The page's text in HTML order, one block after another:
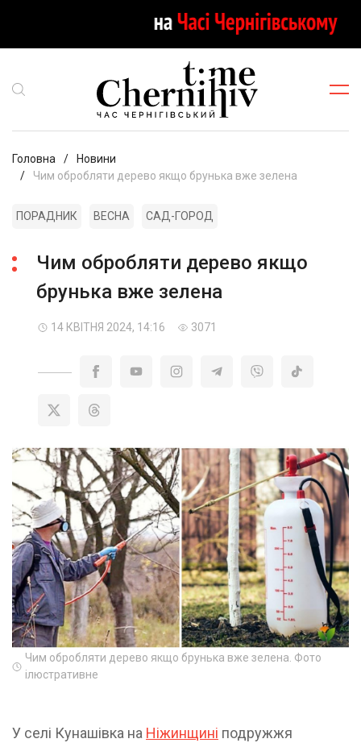
Головна
Новини
Чим обробляти дерево якщо брунька вже зелена
ПОРАДНИК ВЕСНА САД-ГОРОД
Чим обробляти дерево якщо
брунька вже зелена
14 КВІТНЯ 2024, 14:16 3071
Чим обробляти дерево якщо брунька вже зелена. Фото
ілюстративне
У селі Кунашівка на Ніжинщині подружжя